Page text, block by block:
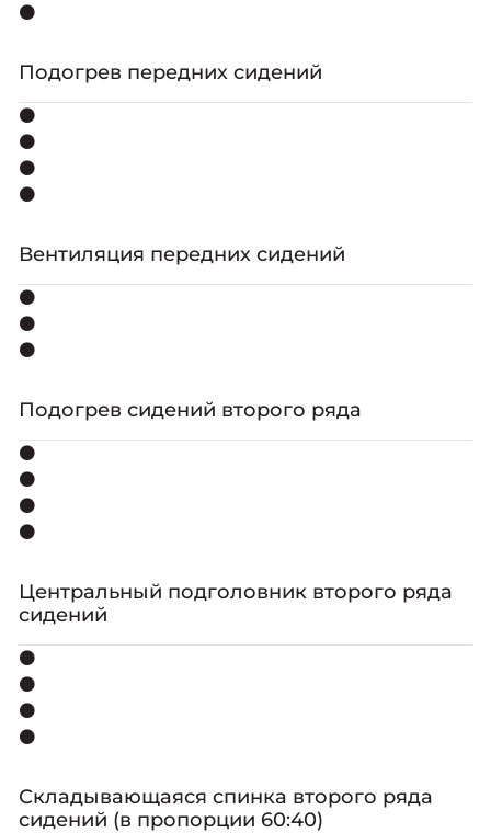
⚫
Подогрев передних сидений
⚫
⚫
⚫
⚫
Вентиляция передних сидений
⚫
⚫
⚫
Подогрев сидений второго ряда
⚫
⚫
⚫
⚫
Центральный подголовник второго ряда
сидений
⚫
⚫
⚫
⚫
Складывающаяся спинка второго ряда
сидений (в пропорции 60:40)